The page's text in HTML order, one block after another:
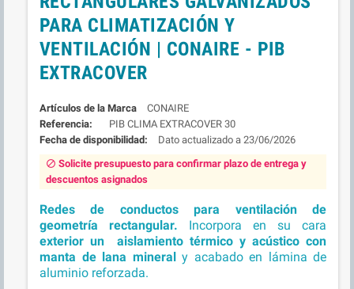
PARA CLIMATIZACIÓN Y
VENTILACIÓN | CONAIRE - PIB
EXTRACOVER
Marca
CONAIRE
Referencia:
PIB CLIMA EXTRACOVER 30
Fecha de disponibilidad:
23/06/2026
block Solicite presupuesto para confirmar plazo de entrega y
descuentos asignados
Redes de conductos para ventilación de
geometría rectangular. Incorpora en su cara
exterior un aislamiento térmico y acústico con
manta de lana mineraly acabado en lámina de
aluminio reforzada.